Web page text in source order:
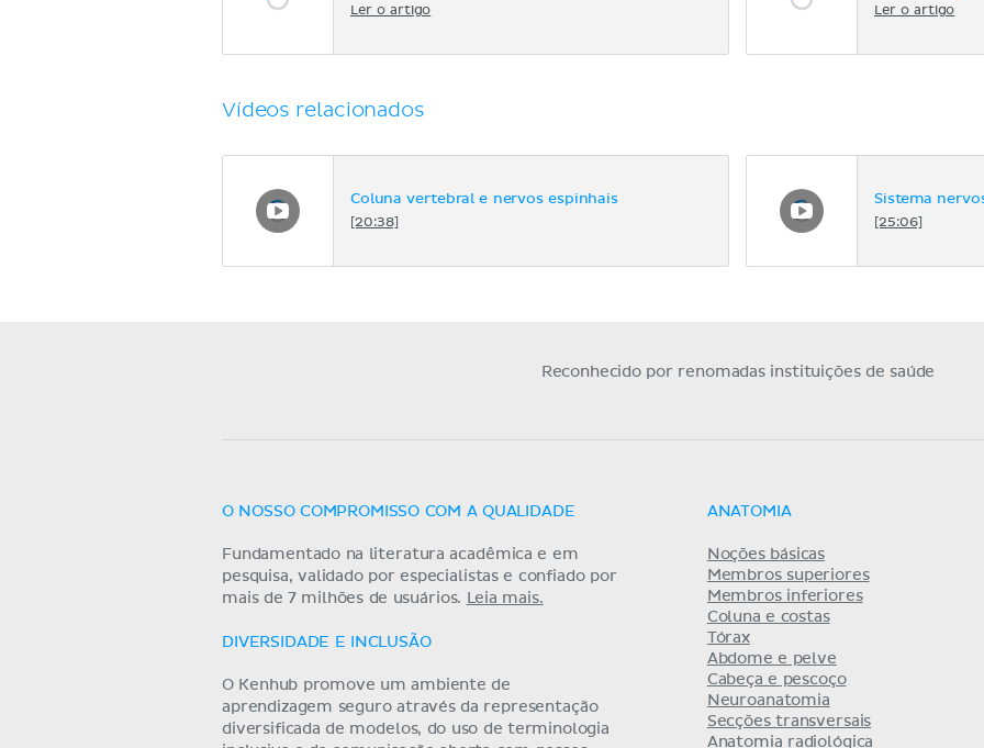
Ler o artigo Ler o artigo
Vídeos relacionados
Coluna vertebral e nervos espinhais
[20:38]
Sistema
[25:06]
Reconhecido por renomadas instituições de saúde
O NOSSO COMPROMISSO COM A QUALIDADE
Fundamentado na literatura acadêmica e em
pesquisa, validado por especialistas e confiado por
mais de 7 milhões de usuários.
Leia mais.
DIVERSIDADE E INCLUSÃO
O Kenhub promove um ambiente de
aprendizagem seguro através da representação
diversificada de modelos, do uso de terminologia
ANATOMIA
Noções básicas
Membros superiores
Membros inferiores
Coluna e costas
Tórax
Abdome e pelve
Cabeça e pescoço
Neuroanatomia
Secções transversais
Anatomia radiológica